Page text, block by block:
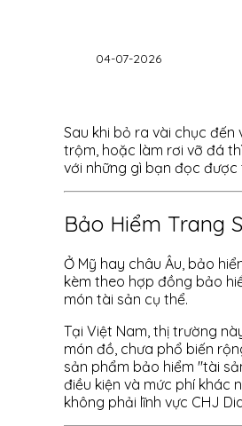
Sau khi bỏ ra vài chục
trộm, hoặc làm rơi vỡ đá
với những gì bạn đọc
Bảo Hiểm Trang
Ở Mỹ hay châu Âu, bảo
kèm theo hợp đồng bảo
món tài sản cụ thể.
Tại Việt Nam, thị trường
món đồ, chưa phổ biến
sản phẩm bảo hiểm "tài
điều kiện và mức phí khác
không phải lĩnh vực CHJ
04-07-2026